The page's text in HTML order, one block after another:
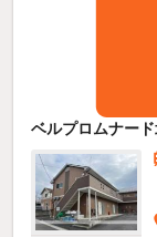
ベルプロムナー